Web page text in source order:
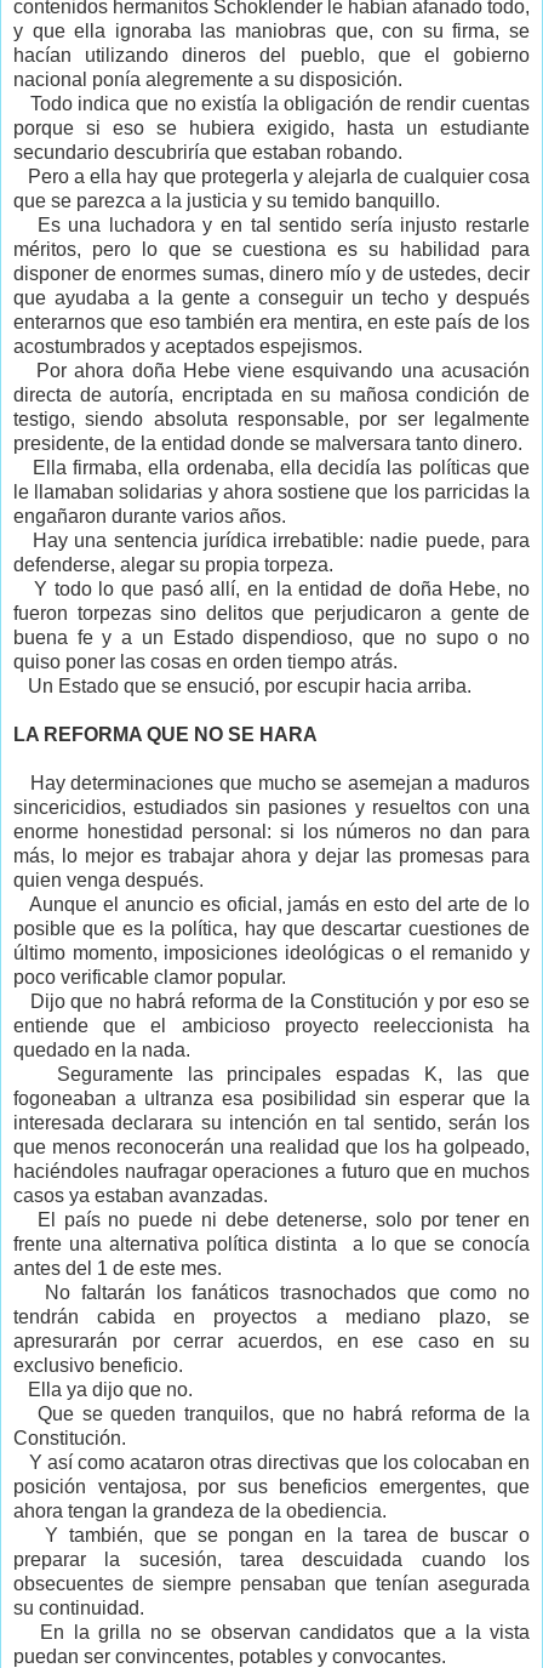
contenidos hermanitos Schoklender le habían afanado todo,
y que ella ignoraba las maniobras que, con su firma, se
hacían utilizando dineros del pueblo, que el gobierno
nacional ponía alegremente a su disposición.
Todo indica que no existía la obligación de rendir cuentas
porque si eso se hubiera exigido, hasta un estudiante
secundario descubriría que estaban robando.
Pero a ella hay que protegerla y alejarla de cualquier cosa
que se parezca a la justicia y su temido banquillo.
Es una luchadora y en tal sentido sería injusto restarle
méritos, pero lo que se cuestiona es su habilidad para
disponer de enormes sumas, dinero mío y de ustedes, decir
que ayudaba a la gente a conseguir un techo y después
enterarnos que eso también era mentira, en este país de los
acostumbrados y aceptados espejismos.
Por ahora doña Hebe viene esquivando una acusación
directa de autoría, encriptada en su mañosa condición de
testigo, siendo absoluta responsable, por ser legalmente
presidente, de la entidad donde se malversara tanto dinero.
Ella firmaba, ella ordenaba, ella decidía las políticas que
le llamaban solidarias y ahora sostiene que los parricidas la
engañaron durante varios años.
Hay una sentencia jurídica irrebatible: nadie puede, para
defenderse, alegar su propia torpeza.
Y todo lo que pasó allí, en la entidad de doña Hebe, no
fueron torpezas sino delitos que perjudicaron a gente de
buena fe y a un Estado dispendioso, que no supo o no
quiso poner las cosas en orden tiempo atrás.
Un Estado que se ensució, por escupir hacia arriba.
LA REFORMA QUE NO SE HARA
Hay determinaciones que mucho se asemejan a maduros
sincericidios, estudiados sin pasiones y resueltos con una
enorme honestidad personal: si los números no dan para
más, lo mejor es trabajar ahora y dejar las promesas para
quien venga después.
Aunque el anuncio es oficial, jamás en esto del arte de lo
posible que es la política, hay que descartar cuestiones de
último momento, imposiciones ideológicas o el remanido y
poco verificable clamor popular.
Dijo que no habrá reforma de la Constitución y por eso se
entiende que el ambicioso proyecto reeleccionista ha
quedado en la nada.
Seguramente las principales espadas K, las que
fogoneaban a ultranza esa posibilidad sin esperar que la
interesada declarara su intención en tal sentido, serán los
que menos reconocerán una realidad que los ha golpeado,
haciéndoles naufragar operaciones a futuro que en muchos
casos ya estaban avanzadas.
El país no puede ni debe detenerse, solo por tener en
frente una alternativa política distinta
a lo que se conocía
antes del 1 de este mes.
No faltarán los fanáticos trasnochados que como no
tendrán cabida en proyectos a mediano plazo, se
apresurarán por cerrar acuerdos, en ese caso en su
exclusivo beneficio.
Ella ya dijo que no.
Que se queden tranquilos, que no habrá reforma de la
Constitución.
Y así como acataron otras directivas que los colocaban en
posición ventajosa, por sus beneficios emergentes, que
ahora tengan la grandeza de la obediencia.
Y también, que se pongan en la tarea de buscar o
preparar la sucesión, tarea descuidada cuando los
obsecuentes de siempre pensaban que tenían asegurada
su continuidad.
En la grilla no se observan candidatos que a la vista
puedan ser convincentes, potables y convocantes.